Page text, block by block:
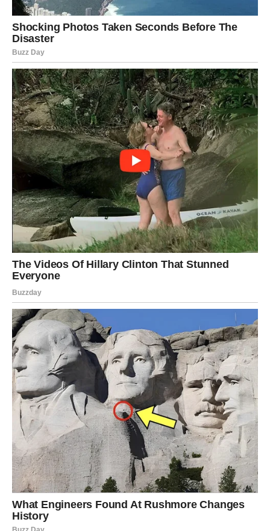
Naredni dani mogu doneti važne odluke.
Na poslovnom planu moguća je prilika koja zahteva
hrabrost.
U ljubavi vas očekuju snažne emocije i duboki razgovori.
Strelac
Strelčevi će u narednim danima imati potrebu za
promenama i avanturom. Neki od vas mogli bi planirati
putovanje ili novo iskustvo.
Na poslovnom planu moguća je saradnja sa novim
ljudima.
U ljubavi su mogući zanimljivi susreti i romantični trenuci.
Jarac
Jarčevi će u narednim danima biti fokusirani na svoje
ciljeve. Vaša disciplina i izdrzljivost mogu vam doneti
važne rezultate.
Na poslovnom planu moguće su dobre vesti ili napredak.
U ljubavi dolazi vreme stabilnosti i sigurnosti.
Vodolija
Vodolije ulaze u period kreativnosti i inspiracije. Naredni
dani mogu doneti nove ideje i projekte.